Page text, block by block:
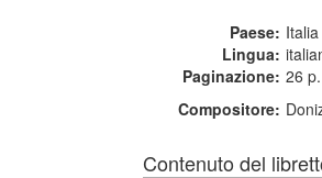
Paese: Italia
Lingua:
Paginazione: 26 p.
Compositore:
Contenuto del